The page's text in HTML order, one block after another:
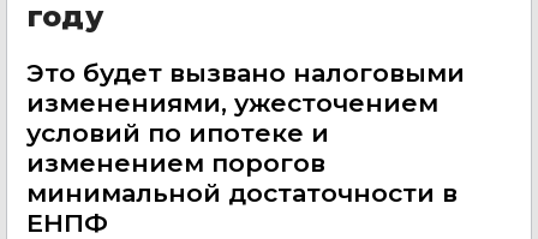
году
Это будет вызвано налоговыми
изменениями, ужесточением
условий по ипотеке и
изменением порогов
минимальной достаточности в
ЕНПФ